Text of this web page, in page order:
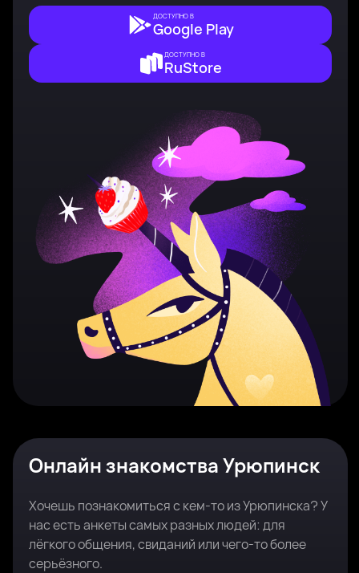
ДОСТУПНО В
Google Play
ДОСТУПНО В
RuStore
Онлайн знакомства Урюпинск
Хочешь познакомиться с кем-то из Урюпинска? У
нас есть анкеты самых разных людей: для
лёгкого общения, свиданий или чего-то более
серьёзного.